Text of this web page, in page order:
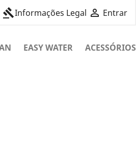
gavelInformações Legal  Entrar
EASY WATER ACESSÓRIOS